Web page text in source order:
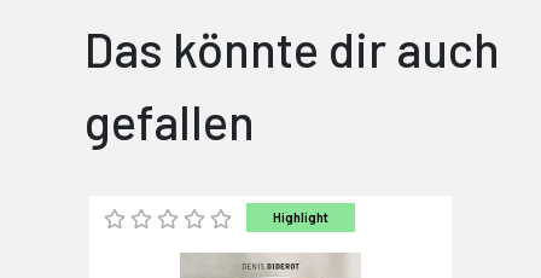
Das könnte dir auch
gefallen
Highlight